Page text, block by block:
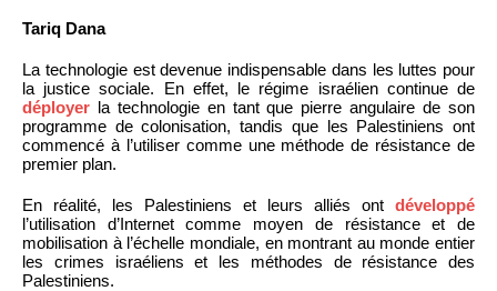
Tariq Dana
La technologie est devenue indispensable dans les luttes pour
la justice sociale. En effet, le régime israélien continue de
déployer la technologie en tant que pierre angulaire de son
programme de colonisation, tandis que les Palestiniens ont
commencé à l’utiliser comme une méthode de résistance de
premier plan.
En réalité, les Palestiniens et leurs alliés ont développé
l’utilisation d’Internet comme moyen de résistance et de
mobilisation à l’échelle mondiale, en montrant au monde entier
les crimes israéliens et les méthodes de résistance des
Palestiniens.